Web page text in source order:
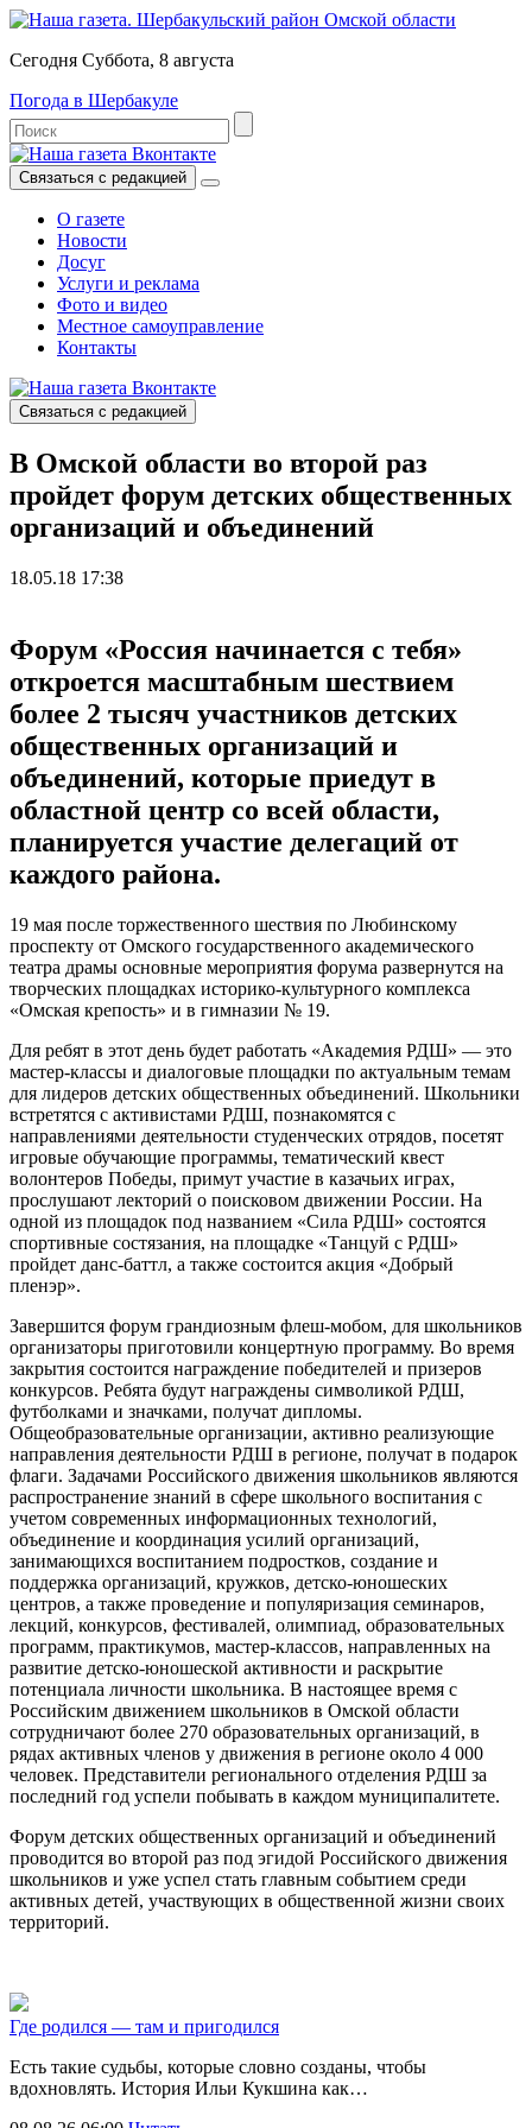
Сегодня Суббота, 8 августа
Погода в Шербакуле
Связаться с редакцией
О газете
Новости
Досуг
Услуги и реклама
Фото и видео
Местное самоуправление
Контакты
Связаться с редакцией
В Омской области во второй раз
пройдет форум детских общественных
организаций и объединений
18.05.18 17:38
Форум «Россия начинается с тебя»
откроется масштабным шествием
более 2 тысяч участников детских
общественных организаций и
объединений, которые приедут в
областной центр со всей области,
планируется участие делегаций от
каждого района.
19 мая после торжественного шествия по Любинскому
проспекту от Омского государственного академического
театра драмы основные мероприятия форума развернутся на
творческих площадках историко-культурного комплекса
«Омская крепость» и в гимназии № 19.
Для ребят в этот день будет работать «Академия РДШ» — это
мастер-классы и диалоговые площадки по актуальным темам
для лидеров детских общественных объединений. Школьники
встретятся с активистами РДШ, познакомятся с
направлениями деятельности студенческих отрядов, посетят
игровые обучающие программы, тематический квест
волонтеров Победы, примут участие в казачьих играх,
прослушают лекторий о поисковом движении России. На
одной из площадок под названием «Сила РДШ» состоятся
спортивные состязания, на площадке «Танцуй с РДШ»
пройдет данс-баттл, а также состоится акция «Добрый
пленэр».
Завершится форум грандиозным флеш-мобом, для школьников
организаторы приготовили концертную программу. Во время
закрытия состоится награждение победителей и призеров
конкурсов. Ребята будут награждены символикой РДШ,
футболками и значками, получат дипломы.
Общеобразовательные организации, активно реализующие
направления деятельности РДШ в регионе, получат в подарок
флаги. Задачами Российского движения школьников являются
распространение знаний в сфере школьного воспитания с
учетом современных информационных технологий,
объединение и координация усилий организаций,
занимающихся воспитанием подростков, создание и
поддержка организаций, кружков, детско-юношеских
центров, а также проведение и популяризация семинаров,
лекций, конкурсов, фестивалей, олимпиад, образовательных
программ, практикумов, мастер-классов, направленных на
развитие детско-юношеской активности и раскрытие
потенциала личности школьника. В настоящее время с
Российским движением школьников в Омской области
сотрудничают более 270 образовательных организаций, в
рядах активных членов у движения в регионе около 4 000
человек. Представители регионального отделения РДШ за
последний год успели побывать в каждом муниципалитете.
Форум детских общественных организаций и объединений
проводится во второй раз под эгидой Российского движения
школьников и уже успел стать главным событием среди
активных детей, участвующих в общественной жизни своих
территорий.
Где родился — там и пригодился
Есть такие судьбы, которые словно созданы, чтобы
вдохновлять. История Ильи Кукшина как…